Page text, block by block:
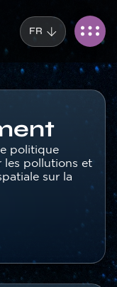
FR
politique
les pollutions et
sur la